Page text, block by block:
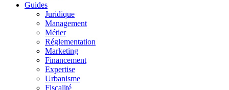
Guides
Juridique
Management
Métier
Réglementation
Marketing
Financement
Expertise
Urbanisme
Fiscalité